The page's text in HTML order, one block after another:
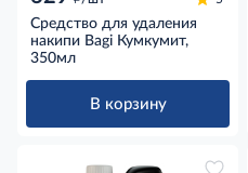
Средство для удаления
накипи Bagi Кумкумит,
350мл
В корзину